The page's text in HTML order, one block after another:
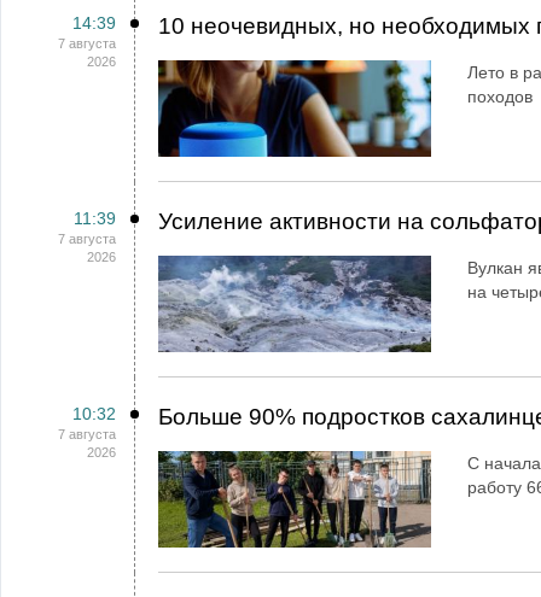
14:39
7 августа
2026
10 неочевидных, но необходимых
Лето в
походов
11:39
7 августа
2026
Усиление активности на
Вулкан
на
10:32
7 августа
2026
Больше 90% подростков
С
работу